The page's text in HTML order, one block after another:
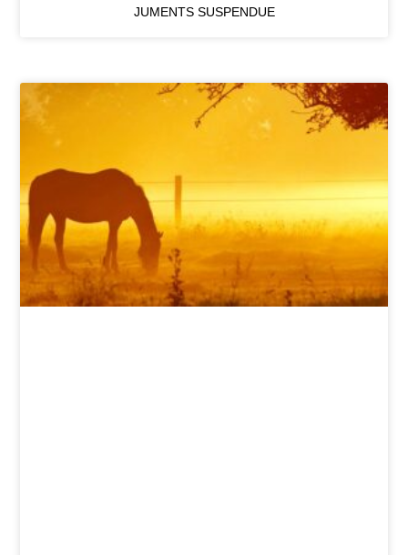
JUMENTS SUSPENDUE